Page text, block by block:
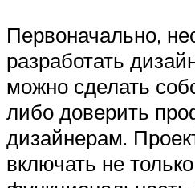
Первоначально,
разработать
можно сделать
либо доверить
дизайнерам.
включать не